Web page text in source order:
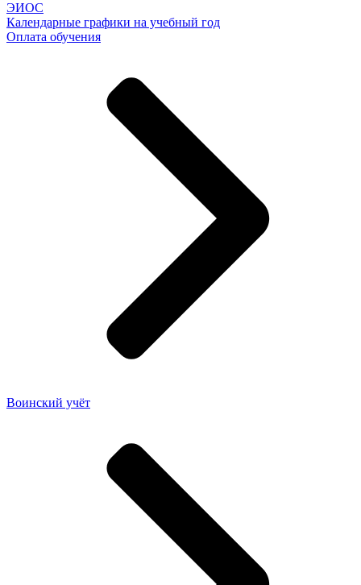
ЭИОС
Календарные графики на учебный год
Оплата обучения
Воинский учёт